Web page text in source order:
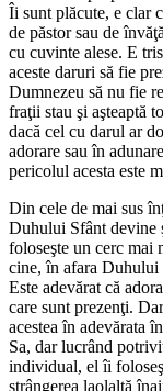
Îi sunt plăcute, e clar
de păstor sau de
cu cuvinte alese. E
aceste daruri să fie
Dumnezeu să nu fie
fraţii stau şi aşteaptă
dacă cel cu darul ar
adorare sau în
pericolul acesta este
Din cele de mai sus
Duhului Sfânt devine
foloseşte un cerc mai
cine, în afara Duhului
Este adevărat că
care sunt prezenţi.
acestea în adevărata
Sa, dar lucrând
individual, el îi
strângerea laolaltă